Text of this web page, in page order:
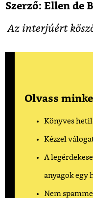
Szerző: Ellen de
Az interjúért
Olvass
Könyves
Kézzel
A
anyagok egy
Nem